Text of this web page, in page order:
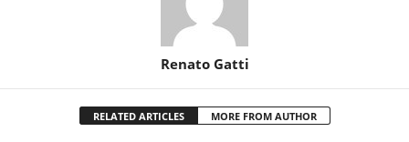
Renato Gatti
RELATED ARTICLES MORE FROM AUTHOR